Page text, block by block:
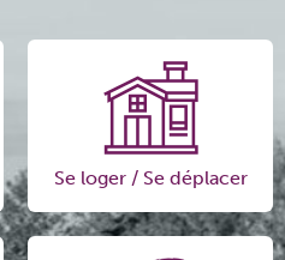
Se loger / Se déplacer